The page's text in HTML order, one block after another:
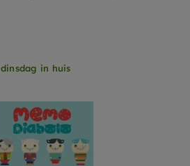
dinsdag in huis